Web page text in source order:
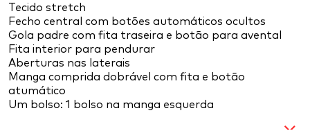
Tecido stretch
Fecho central com botões automáticos ocultos
Gola padre com fita traseira e botão para avental
Fita interior para pendurar
Aberturas nas laterais
Manga comprida dobrável com fita e botão
atumático
Um bolso: 1 bolso na manga esquerda